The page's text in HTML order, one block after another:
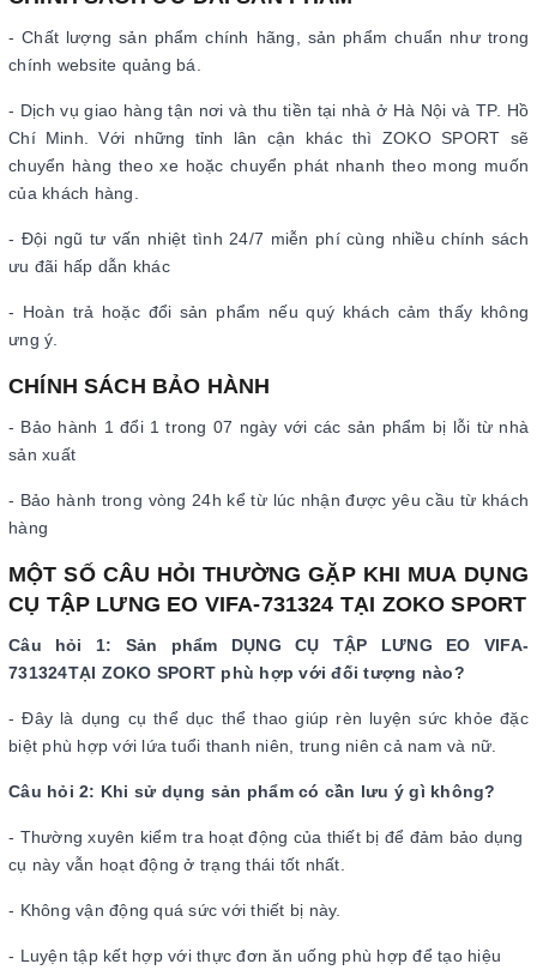
- Chất lượng sản phẩm chính hãng, sản phẩm chuẩn như trong
chính website quảng bá.
- Dịch vụ giao hàng tận nơi và thu tiền tại nhà ở Hà Nội và TP. Hồ
Chí Minh. Với những tỉnh lân cận khác thì ZOKO SPORT sẽ
chuyển hàng theo xe hoặc chuyển phát nhanh theo mong muốn
của khách hàng.
- Đội ngũ tư vấn nhiệt tình 24/7 miễn phí cùng nhiều chính sách
ưu đãi hấp dẫn khác
- Hoàn trả hoặc đổi sản phẩm nếu quý khách cảm thấy không
ưng ý.
CHÍNH SÁCH BẢO HÀNH
- Bảo hành 1 đổi 1 trong 07 ngày với các sản phẩm bị lỗi từ nhà
sản xuất
- Bảo hành trong vòng 24h kể từ lúc nhận được yêu cầu từ khách
hàng
MỘT SỐ CÂU HỎI THƯỜNG GẶP KHI MUA DỤNG
CỤ TẬP LƯNG EO VIFA-731324 TẠI ZOKO SPORT
Câu hỏi 1:
Sản phẩm DỤNG CỤ TẬP LƯNG EO VIFA-
731324TẠI ZOKO SPORT phù hợp với đối tượng nào?
- Đây là dụng cụ thể dục thể thao giúp rèn luyện sức khỏe đặc
biệt phù hợp với lứa tuổi thanh niên, trung niên cả nam và nữ.
Câu hỏi 2: Khi sử dụng sản phẩm có cần lưu ý gì không?
- Thường xuyên kiểm tra hoạt động của thiết bị để đảm bảo dụng
cụ này vẫn hoạt động ở trạng thái tốt nhất.
- Không vận động quá sức với thiết bị này.
- Luyện tập kết hợp với thực đơn ăn uống phù hợp để tạo hiệu